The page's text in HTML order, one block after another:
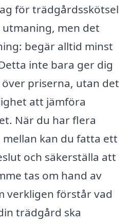
för trädgårdsskötsel
utmaning, men det
begär alltid minst
inte bara ger dig
priserna, utan det
att jämföra
När du har flera
kan du fatta ett
och säkerställa att
tas om hand av
verkligen förstår vad
trädgård ska